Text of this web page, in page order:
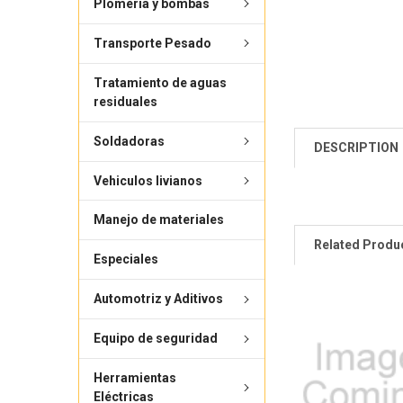
Plomería y bombas
Transporte Pesado
Tratamiento de aguas
residuales
Soldadoras
Vehiculos livianos
Manejo de materiales
Especiales
Automotriz y Aditivos
Equipo de seguridad
Herramientas
Eléctricas
DESCRIPTION
Related